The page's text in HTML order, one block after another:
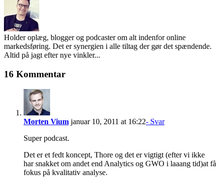
Holder oplæg, blogger og podcaster om alt indenfor online
markedsføring. Det er synergien i alle tiltag der gør det spændende.
Altid på jagt efter nye vinkler...
16 Kommentar
Morten Vium januar 10, 2011 at 16:22- Svar
Super podcast.
Det er et fedt koncept, Thore og det er vigtigt (efter vi ikke
har snakket om andet end Analytics og GWO i laaang tid)at få
fokus på kvalitativ analyse.